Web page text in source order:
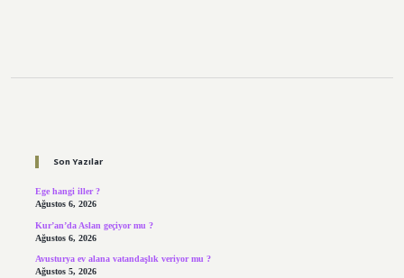
Son Yazılar
Ege hangi iller ?
Ağustos 6, 2026
Kur’an’da Aslan geçiyor mu ?
Ağustos 6, 2026
Avusturya ev alana vatandaşlık veriyor mu ?
Ağustos 5, 2026